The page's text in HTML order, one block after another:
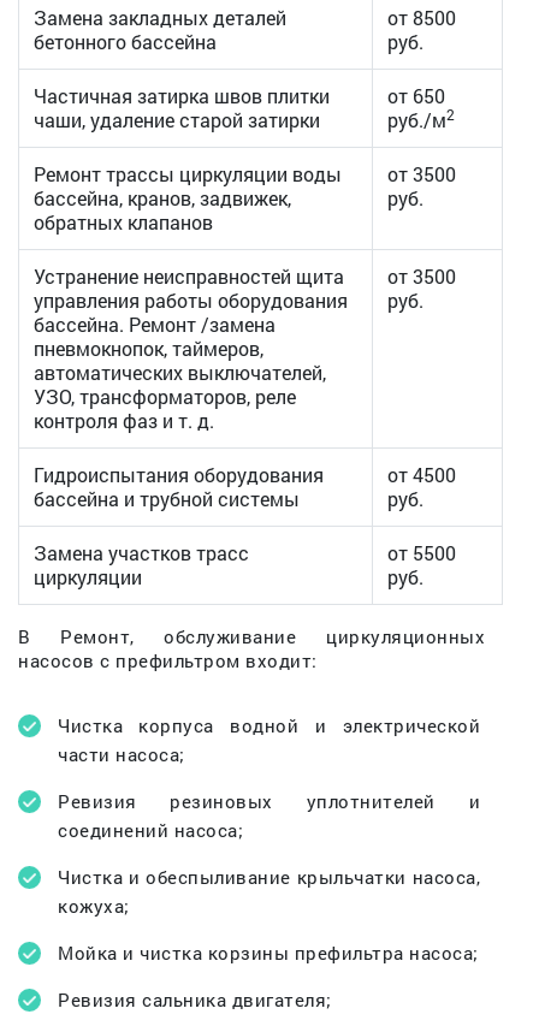
Замена закладных деталей
бетонного бассейна
от 8500
руб.
Частичная затирка швов плитки
чаши, удаление старой затирки
от 650
руб./м2
Ремонт трассы циркуляции воды
бассейна, кранов, задвижек,
обратных клапанов
от 3500
руб.
Устранение неисправностей щита
управления работы оборудования
бассейна. Ремонт /замена
пневмокнопок, таймеров,
автоматических выключателей,
УЗО, трансформаторов, реле
контроля фаз и т. д.
от 3500
руб.
Гидроиспытания оборудования
бассейна и трубной системы
от 4500
руб.
Замена участков трасс
циркуляции
от 5500
руб.
В Ремонт, обслуживание циркуляционных
насосов с префильтром входит:
Чистка корпуса водной и электрической
части насоса;
Ревизия резиновых уплотнителей и
соединений насоса;
Чистка и обеспыливание крыльчатки насоса,
кожуха;
Мойка и чистка корзины префильтра насоса;
Ревизия сальника двигателя;